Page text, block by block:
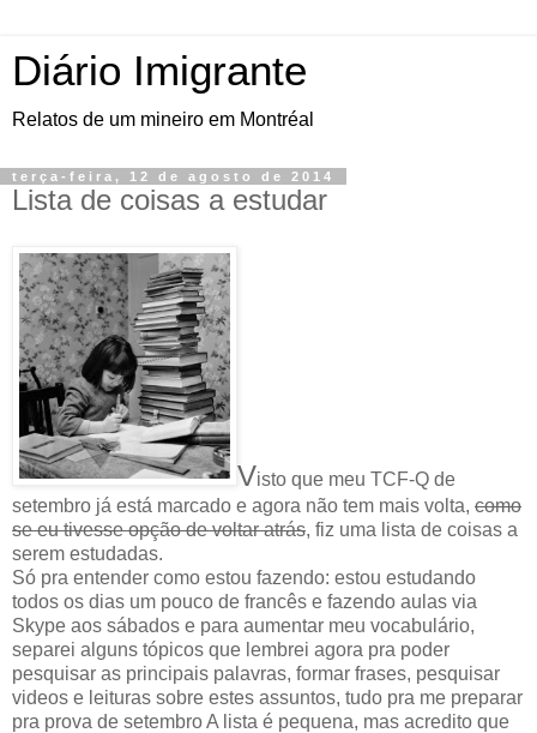
Diário Imigrante
Relatos de um mineiro em Montréal
terça-feira, 12 de agosto de 2014
Lista de coisas a estudar
Visto que meu TCF-Q de
setembro já está marcado e agora não tem mais volta, como
se eu tivesse opção de voltar atrás, fiz uma lista de coisas a
serem estudadas.
Só pra entender como estou fazendo: estou estudando
todos os dias um pouco de francês e fazendo aulas via
Skype aos sábados e para aumentar meu vocabulário,
separei alguns tópicos que lembrei agora pra poder
pesquisar as principais palavras, formar frases, pesquisar
videos e leituras sobre estes assuntos, tudo pra me preparar
pra prova de setembro A lista é pequena, mas acredito que